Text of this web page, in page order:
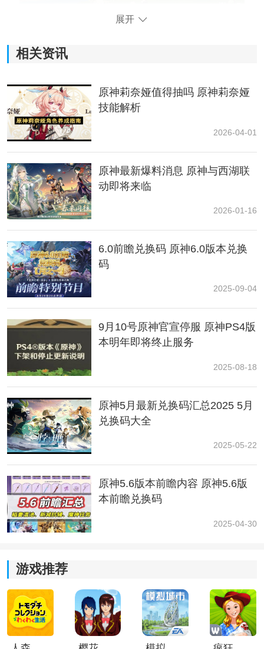
2、与画架附近的NPC德皮耶里进行对话，然后接收拍摄
水底废墟的任务。
3、传送到大枫丹湖的西北侧的水下锚点，跟随指引前往
图片位置。
4、调整镜头到正确位置，按下拍摄键即可。
5、返回苍晶区的中间锚点，继续与NPC德皮耶里进行对
展开
相关资讯
原神莉奈娅值得抽吗 原神莉奈娅
技能解析
2026-04-01
原神最新爆料消息 原神与西湖联
动即将来临
2026-01-16
6.0前瞻兑换码 原神6.0版本兑换
码
2025-09-04
9月10号原神官宣停服 原神PS4版
本明年即将终止服务
2025-08-18
原神5月最新兑换码汇总2025 5月
兑换码大全
2025-05-22
原神5.6版本前瞻内容 原神5.6版
本前瞻兑换码
2025-04-30
游戏推荐